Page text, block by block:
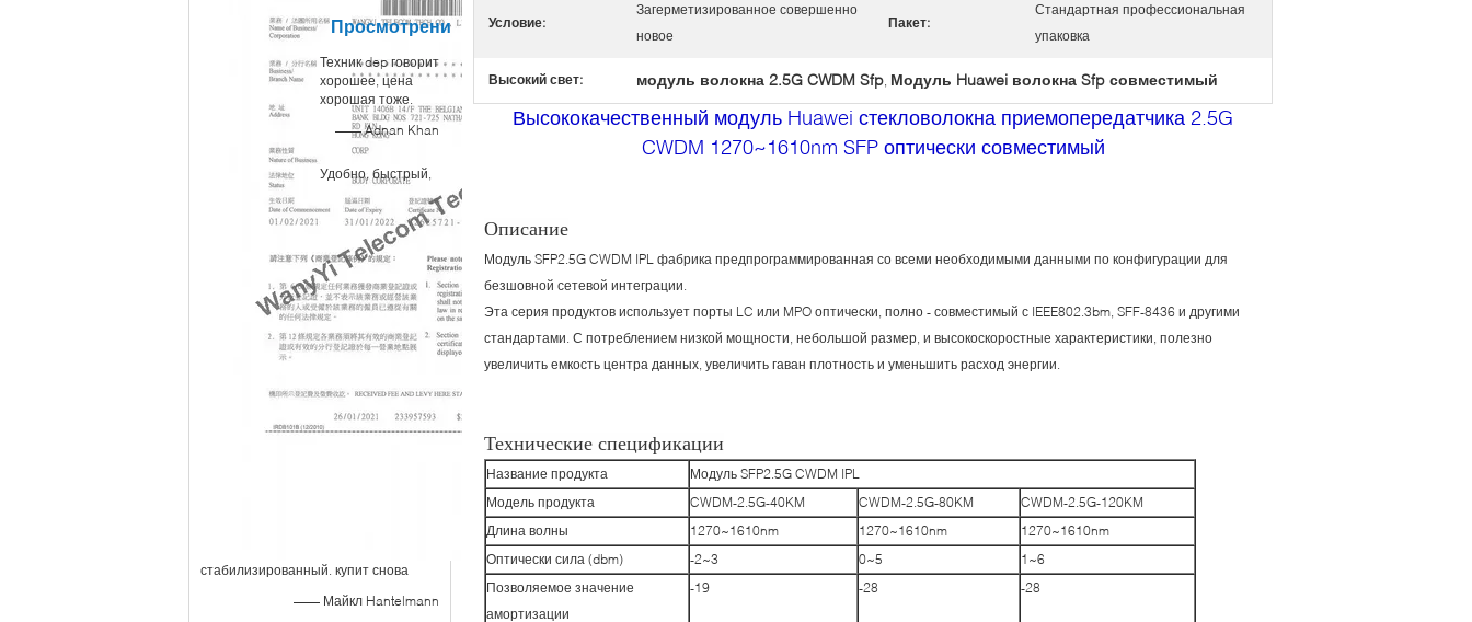
Просмотрения
клиента
Техник dep говорит
хорошее, цена
хорошая тоже.
—— Adnan Khan
Удобно, быстрый,
стабилизированный. купит снова
—— Майкл Hantelmann
Условие:
Загерметизированное совершенно
новое
Пакет:
Стандартная профессиональная
упаковка
Высокий свет: модуль волокна 2.5G CWDM Sfp, Модуль Huawei волокна Sfp совместимый
Высококачественный модуль Huawei стекловолокна приемопередатчика 2.5G
CWDM 1270~1610nm SFP оптически совместимый
Описание
Модуль SFP2.5G CWDM IPL фабрика предпрограммированная со всеми необходимыми данными по конфигурации для
безшовной сетевой интеграции.
Эта серия продуктов использует порты LC или MPO оптически, полно - совместимый с IEEE802.3bm, SFF-8436 и другими
стандартами. С потреблением низкой мощности, небольшой размер, и высокоскоростные характеристики, полезно
увеличить емкость центра данных, увеличить гаван плотность и уменьшить расход энергии.
Технические спецификации
Название продукта
Модуль SFP2.5G CWDM IPL
Модель продукта
CWDM-2.5G-40KM CWDM-2.5G-80KM
CWDM-2.5G-120KM
Длина волны
1270~1610nm 1270~1610nm
1270~1610nm
Оптически сила (dbm)
-2~3 0~5
1~6
Позволяемое значение
амортизации
-19 -28 -28